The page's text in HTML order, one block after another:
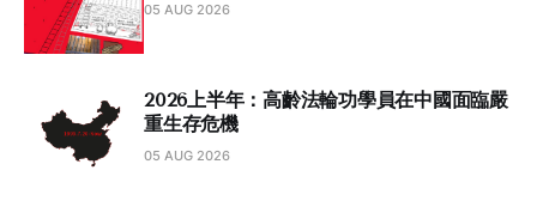
05 AUG 2026
2026上半年：高齡法輪功學員在中國面臨嚴
重生存危機
05 AUG 2026